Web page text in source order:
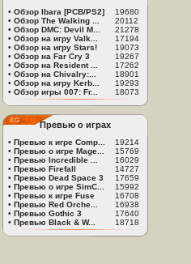
• Обзор Ibara [PCB/PS2]
19680
• Обзор The Walking ...
20112
• Обзор DMC: Devil M...
21278
• Обзор на игру Valk...
17194
• Обзор на игру Stars!
19073
• Обзор на Far Cry 3
19267
• Обзор на Resident ...
17262
• Обзор на Chivalry:...
18901
• Обзор на игру Kerb...
19293
• Обзор игры 007: Fr... 18073
Превью о играх
• Превью к игре Comp...
19214
• Превью о игре Mage...
15769
• Превью Incredible ...
16029
• Превью Firefall
14727
• Превью Dead Space 3
17659
• Превью о игре SimC...
15992
• Превью к игре Fuse
16708
• Превью Red Orche...
16938
• Превью Gothic 3
17640
• Превью Black & W... 18718